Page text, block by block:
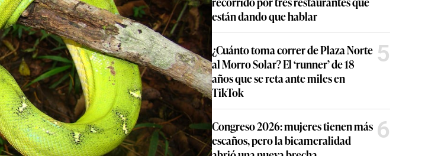
están dando que hablar
¿Cuánto toma correr de Plaza Norte
al Morro Solar? El ‘runner’ de 18
años que se reta ante miles en
TikTok
5
Congreso 2026: mujeres tienen más
escaños, pero la bicameralidad
6